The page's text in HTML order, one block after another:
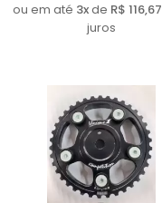
ou em até 3xde R$ 116,67
juros